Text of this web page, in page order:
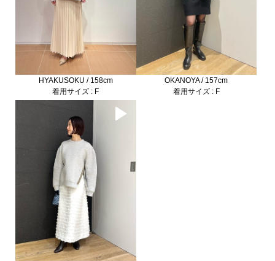
HYAKUSOKU / 158cm
着用サイズ : F
OKANOYA / 157cm
着用サイズ : F